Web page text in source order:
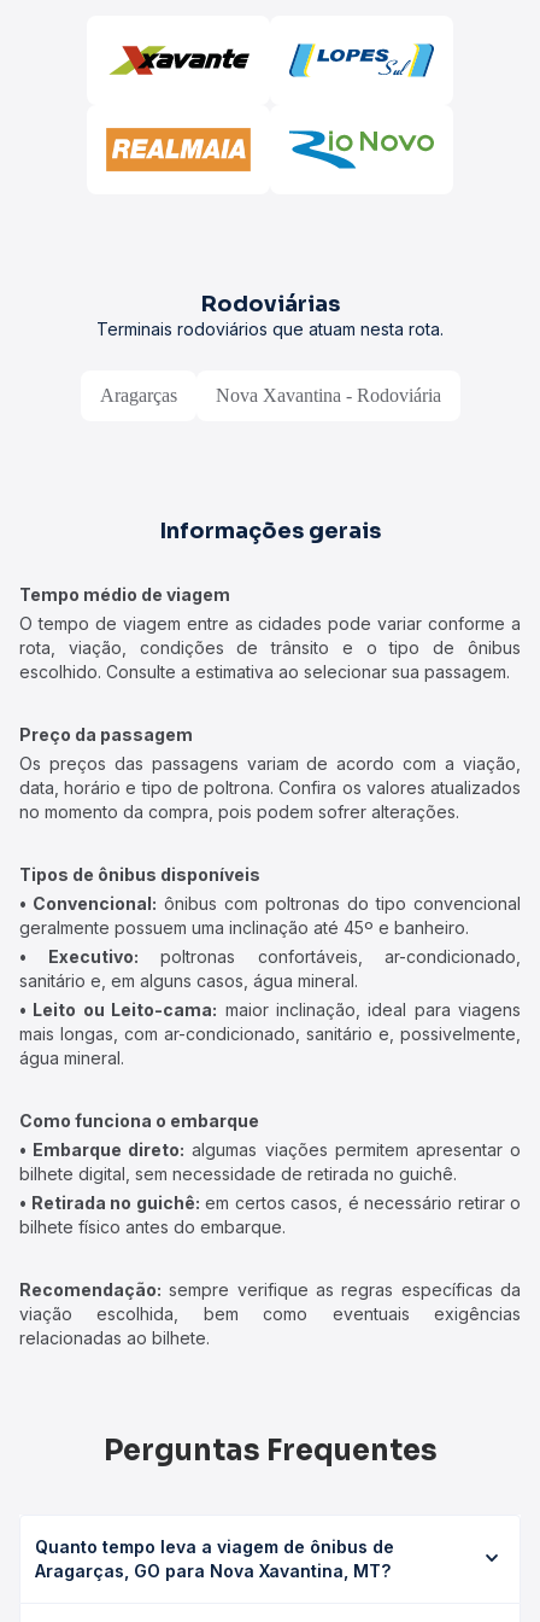
Rodoviárias
Terminais rodoviários que atuam nesta rota.
Aragarças Nova Xavantina - Rodoviária
Informações gerais
Tempo médio de viagem
O tempo de viagem entre as cidades pode variar conforme a
rota, viação, condições de trânsito e o tipo de ônibus
escolhido. Consulte a estimativa ao selecionar sua passagem.
Preço da passagem
Os preços das passagens variam de acordo com a viação,
data, horário e tipo de poltrona. Confira os valores atualizados
no momento da compra, pois podem sofrer alterações.
Tipos de ônibus disponíveis
• Convencional: ônibus com poltronas do tipo convencional
geralmente possuem uma inclinação até 45º e banheiro.
• Executivo: poltronas confortáveis, ar-condicionado,
sanitário e, em alguns casos, água mineral.
• Leito ou Leito-cama: maior inclinação, ideal para viagens
mais longas, com ar-condicionado, sanitário e, possivelmente,
água mineral.
Como funciona o embarque
• Embarque direto: algumas viações permitem apresentar o
bilhete digital, sem necessidade de retirada no guichê.
• Retirada no guichê: em certos casos, é necessário retirar o
bilhete físico antes do embarque.
Recomendação: sempre verifique as regras específicas da
viação escolhida, bem como eventuais exigências
relacionadas ao bilhete.
Perguntas Frequentes
Quanto tempo leva a viagem de ônibus de
Aragarças, GO para Nova Xavantina, MT?